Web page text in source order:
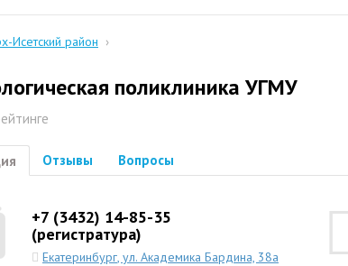
Исетский район ›
поликлиника УГМУ
Отзывы Вопросы
+7 (3432) 14-85-35
(регистратура)
Екатеринбург, ул. Академика Бардина, 38а